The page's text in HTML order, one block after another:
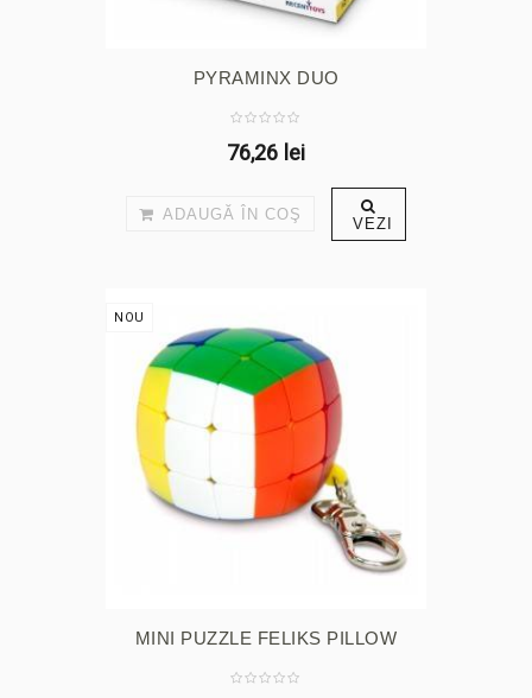
PYRAMINX DUO
76,26 lei
ADAUGĂ ÎN COŞ VEZI
NOU
MINI PUZZLE FELIKS PILLOW